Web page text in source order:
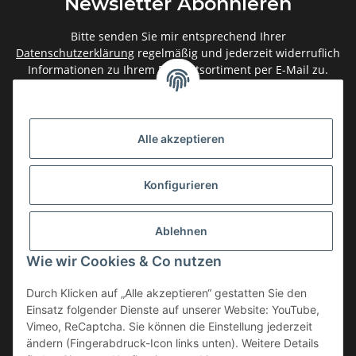
Alle akzeptieren
Konfigurieren
Ablehnen
Wie wir Cookies & Co nutzen
Durch Klicken auf „Alle akzeptieren“ gestatten Sie den
Einsatz folgender Dienste auf unserer Website: YouTube,
Vimeo, ReCaptcha. Sie können die Einstellung jederzeit
ändern (Fingerabdruck-Icon links unten). Weitere Details
Bitte senden Sie mir entsprechend Ihrer
Datenschutzerklärung regelmäßig und jederzeit widerruflich
Informationen zu Ihrem Produktsortiment per E-Mail zu.
Gesetzliche Informationen
Informationen
Service
Vertrag widerrufen
* Alle Preise inkl. gesetzlicher USt., zzgl.Versand